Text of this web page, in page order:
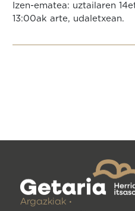
Izen-ematea: uztailaren
13:00ak arte, udaletxean.
Argazkiak